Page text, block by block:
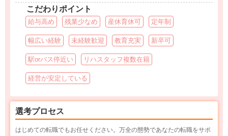
こだわりポイント
給与高め 残業少なめ 産休育休可 定年制
幅広い経験 未経験歓迎 教育充実 新卒可
駅orバス停近い リハスタッフ複数在籍
経営が安定している
選考プロセス
はじめての転職でもお任せください。万全の態勢であなたの転職をサポ